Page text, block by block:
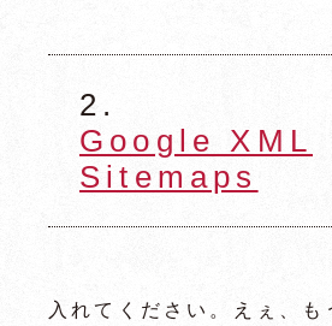
2.
Google XML
Sitemaps
入れてください。えぇ、も